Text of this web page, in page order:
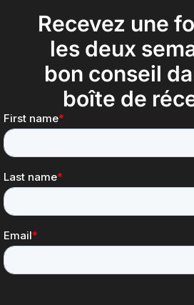
Recevez une
les deux
bon conseil
boîte de